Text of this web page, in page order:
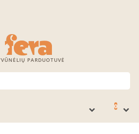
PARDUOTUVĖ
0